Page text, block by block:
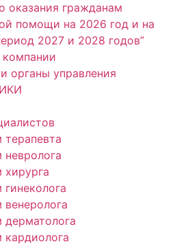
оказания гражданам
помощи на 2026 год и на
2027 и 2028 годов”
органы управления